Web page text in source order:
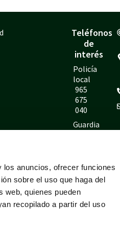
anuncios, ofrecer funciones
sobre el uso que haga del
web, quienes pueden
recopilado a partir del uso
Teléfonos
de
interés
Policía
local
965
675
040
Guardia
814
Bomberos
675